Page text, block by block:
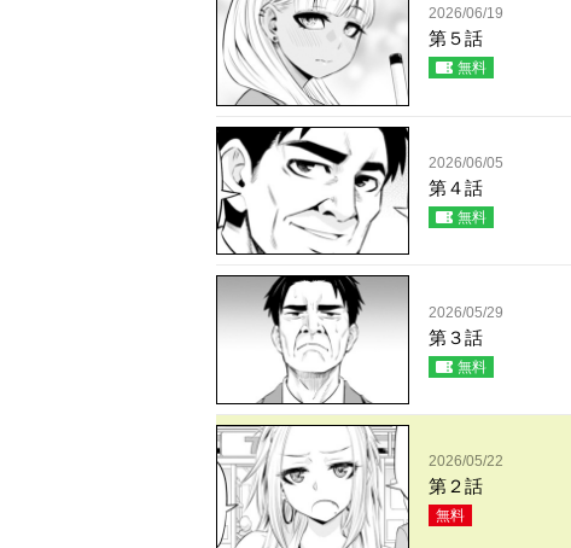
2026/06/19
第５話
無料
2026/06/05
第４話
無料
2026/05/29
第３話
無料
2026/05/22
第２話
無料